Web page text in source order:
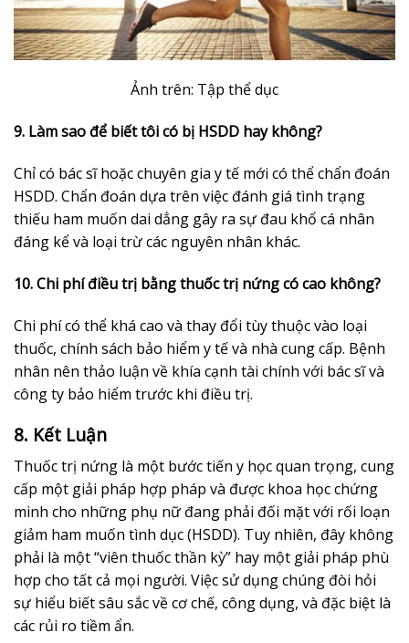
Ảnh trên: Tập thể dục
9. Làm sao để biết tôi có bị HSDD hay không?
Chỉ có bác sĩ hoặc chuyên gia y tế mới có thể chẩn đoán
HSDD. Chẩn đoán dựa trên việc đánh giá tình trạng
thiếu ham muốn dai dẳng gây ra sự đau khổ cá nhân
đáng kể và loại trừ các nguyên nhân khác.
10. Chi phí điều trị bằng thuốc trị nứng có cao không?
Chi phí có thể khá cao và thay đổi tùy thuộc vào loại
thuốc, chính sách bảo hiểm y tế và nhà cung cấp. Bệnh
nhân nên thảo luận về khía cạnh tài chính với bác sĩ và
công ty bảo hiểm trước khi điều trị.
8. Kết Luận
Thuốc trị nứng là một bước tiến y học quan trọng, cung
cấp một giải pháp hợp pháp và được khoa học chứng
minh cho những phụ nữ đang phải đối mặt với rối loạn
giảm ham muốn tình dục (HSDD). Tuy nhiên, đây không
phải là một “viên thuốc thần kỳ” hay một giải pháp phù
hợp cho tất cả mọi người. Việc sử dụng chúng đòi hỏi
sự hiểu biết sâu sắc về cơ chế, công dụng, và đặc biệt là
các rủi ro tiềm ẩn.